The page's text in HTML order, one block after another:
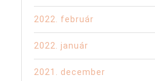
2022. február
2022. január
2021. december